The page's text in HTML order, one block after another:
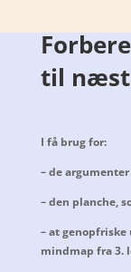
til
I få brug for:
– de
– den planche,
– at
mindmap fra 3.